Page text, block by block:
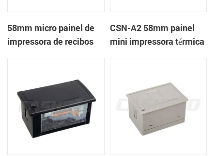
58mm micro painel de
impressora de recibos
CSN-A2 58mm painel
mini impressora térmica